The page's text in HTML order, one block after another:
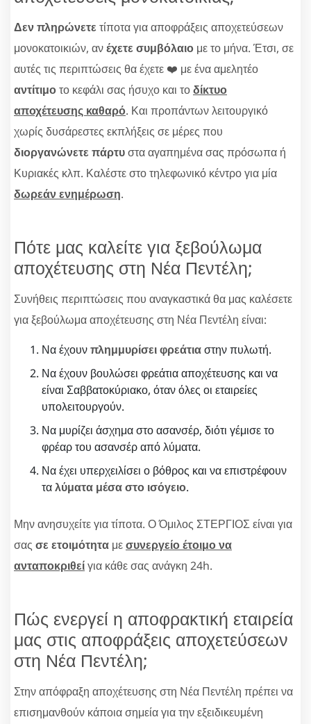
Δεν πληρώνετε τίποτα για αποφράξεις αποχετεύσεων
μονοκατοικιών, ανέχετε συμβόλαιο με το μήνα. Έτσι, σε
αυτές τις περιπτώσεις θα έχετε ❤️ με ένα αμελητέο
αντίτιμοτο κεφάλι σας ήσυχο και τοδίκτυο
αποχέτευσης καθαρό. Και προπάντων λειτουργικό
χωρίς δυσάρεστες εκπλήξεις σε μέρες που
διοργανώνετε πάρτυστα αγαπημένα σας πρόσωπα ή
Κυριακές κλπ. Καλέστε στο τηλεφωνικό κέντρο για μία
δωρεάν ενημέρωση.
Πότε μας καλείτε για ξεβούλωμα
αποχέτευσης στη Νέα Πεντέλη;
Συνήθεις περιπτώσεις που αναγκαστικά θα μας καλέσετε
για ξεβούλωμα αποχέτευσης στη Νέα Πεντέλη είναι:
Να έχουνπλημμυρίσει φρεάτιαστην πυλωτή.
Να έχουν βουλώσει φρεάτια αποχέτευσης και να
είναι Σαββατοκύριακο, όταν όλες οι εταιρείες
υπολειτουργούν.
Να μυρίζει άσχημα στο ασανσέρ, διότι γέμισε το
φρέαρ του ασανσέρ από λύματα.
Να έχει υπερχειλίσει ο βόθρος και να επιστρέφουν
ταλύματα μέσα στο ισόγειο.
Μην ανησυχείτε για τίποτα. Ο Όμιλος ΣΤΕΡΓΙΟΣ είναι για
σας σε ετοιμότητα μεσυνεργείο έτοιμο να
ανταποκριθείγια κάθε σας ανάγκη 24h.
Πώς ενεργεί η αποφρακτική εταιρεία
μας στις αποφράξεις αποχετεύσεων
στη Νέα Πεντέλη;
Στην απόφραξη αποχέτευσης στη Νέα Πεντέλη πρέπει να
επισημανθούν κάποια σημεία για την εξειδικευμένη